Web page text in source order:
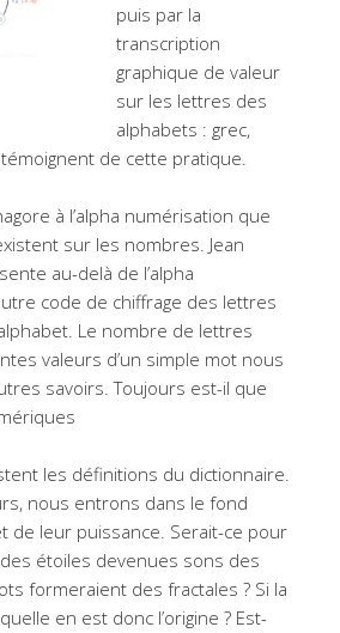
puis par la
transcription
graphique de valeur
sur les lettres des
alphabets : grec,
de cette pratique.
à l’alpha numérisation que
sur les nombres. Jean
au-delà de l’alpha
code de chiffrage des lettres
Le nombre de lettres
valeurs d’un simple mot nous
savoirs. Toujours est-il que
les définitions du dictionnaire.
nous entrons dans le fond
de leur puissance. Serait-ce pour
étoiles devenues sons des
formeraient des fractales ? Si la
en est donc l’origine ? Est-